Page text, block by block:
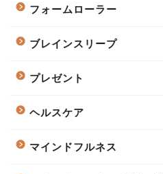
フォームローラー
ブレインスリープ
プレゼント
ヘルスケア
マインドフルネス